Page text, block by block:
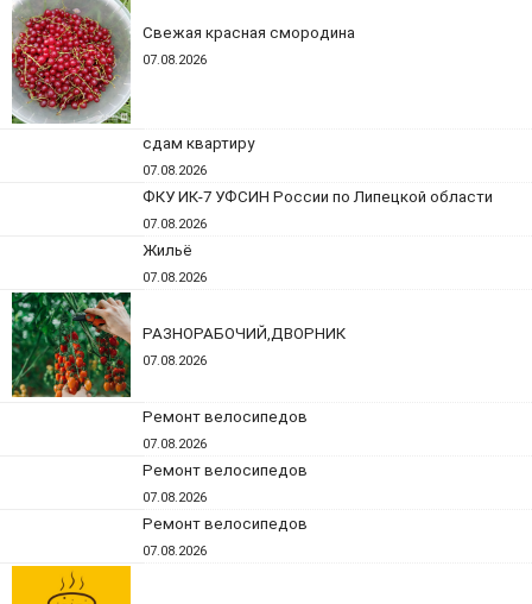
Свежая красная смородина
07.08.2026
сдам квартиру
07.08.2026
ФКУ ИК-7 УФСИН России по Липецкой области
07.08.2026
Жильё
07.08.2026
РАЗНОРАБОЧИЙ,ДВОРНИК
07.08.2026
Ремонт велосипедов
07.08.2026
Ремонт велосипедов
07.08.2026
Ремонт велосипедов
07.08.2026